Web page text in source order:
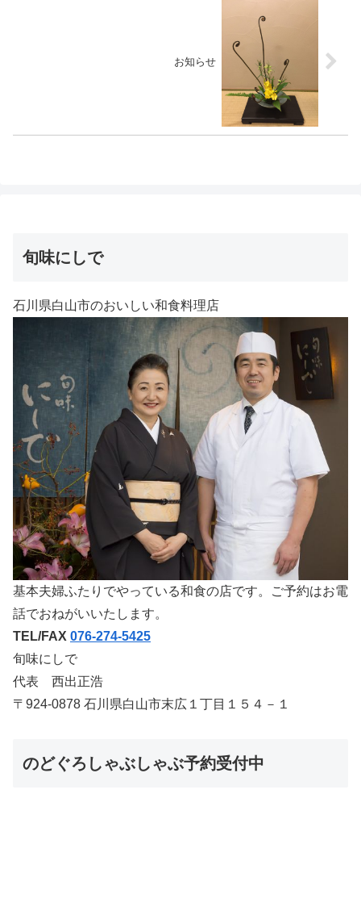
お知らせ
旬味にしで
石川県白山市のおいしい和食料理店
基本夫婦ふたりでやっている和食の店です。ご予約はお電
話でおねがいいたします。
TEL/FAX 076-274-5425
旬味にしで
代表 西出正浩
〒924-0878 石川県白山市末広１丁目１５４－１
のどぐろしゃぶしゃぶ予約受付中